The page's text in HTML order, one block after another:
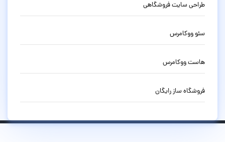
طراحی سایت فروشگاهی
سئو ووکامرس
هاست ووکامرس
فروشگاه ساز رایگان